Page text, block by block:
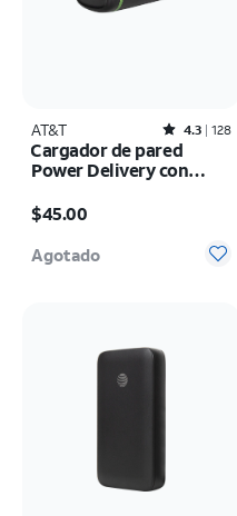
AT&T Rated4.3out of 5 stars with128reviews
4.3 128
Cargador de pared
Power Delivery con
(USB-C + USB-C)
$45.00
Agotado